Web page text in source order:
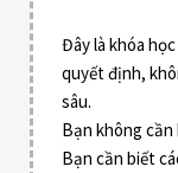
Đây là khóa
quyết định,
sâu.
Bạn không cần
Bạn cần biết